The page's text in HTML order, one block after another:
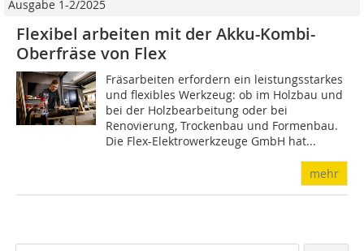
Ausgabe 1-2/2025
Flexibel arbeiten mit der Akku-Kombi-
Oberfräse von Flex
Fräsarbeiten erfordern ein leistungsstarkes
und flexibles Werkzeug: ob im Holzbau und
bei der Holzbearbeitung oder bei
Renovierung, Trockenbau und Formenbau.
Die Flex-Elektrowerkzeuge GmbH hat...
mehr